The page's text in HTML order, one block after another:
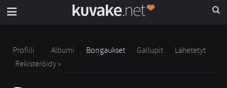
Profiili Albumi Bongaukset Gallupit
Lähetetyt
Rekisteröidy »